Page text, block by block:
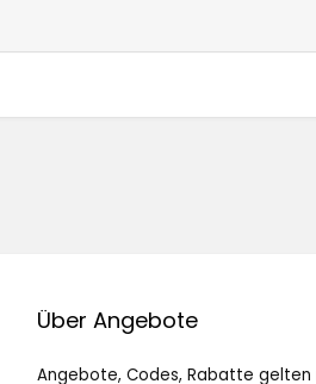
Über Angebote
Angebote, Codes, Rabatte gelten